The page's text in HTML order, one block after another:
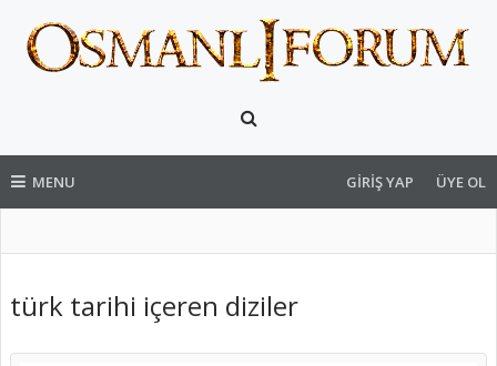
MENU GIRIŞ YAP ÜYE OL
türk tarihi içeren diziler